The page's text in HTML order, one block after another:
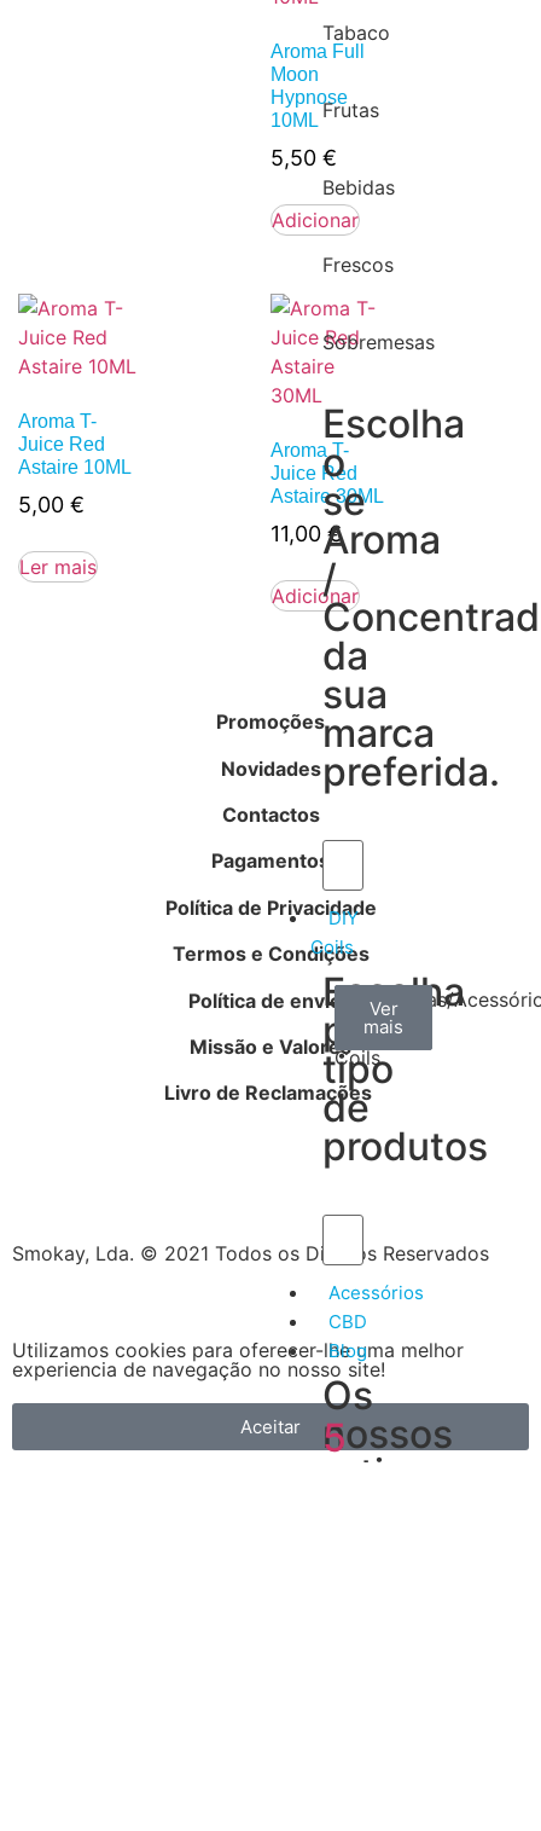
Tabaco
Frutas
Bebidas
Frescos
Sobremesas
Escolha
o
se
Aroma
/
da
sua
marca
preferida.
DIY
Coils
Escolha
por
tipo
de
produtos
Arame
Coils
Ver
mais
Algodão
Ver
mais
Ferramentas/
Ver
mais
Acessórios
CBD
Blog
Os
nossos
artigos
5
Aroma Full
Moon
Hypnose
10ML
5,50 €
Adicionar
Aroma T-
Juice Red
Astaire 10ML
5,00 €
Ler mais
Aroma T-
Juice Red
Astaire 30ML
11,00 €
Adicionar
Promoções
Novidades
Contactos
Pagamentos
Política de Privacidade
Termos e Condições
Política de envios
Missão e Valores
Livro de Reclamações
Smokay, Lda. © 2021 Todos os Direitos Reservados
Utilizamos cookies para oferecer-lhe uma melhor
experiencia de navegação no nosso site!
Aceitar